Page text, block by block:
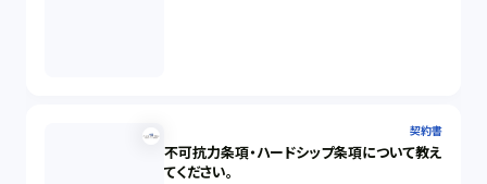
契約書
不可抗力条項・ハードシップ条項について教え
てください。